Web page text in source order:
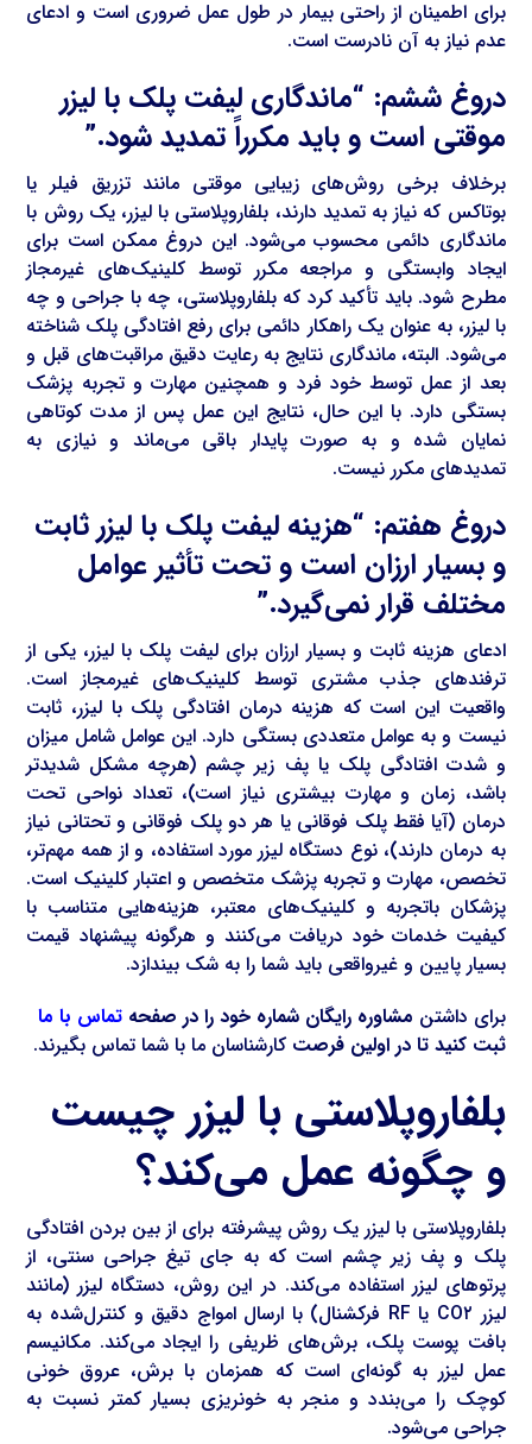
برای اطمینان از راحتی بیمار در طول عمل ضروری است و ادعای
عدم نیاز به آن نادرست است.
دروغ ششم: “ماندگاری لیفت پلک با لیزر
موقتی است و باید مکرراً تمدید شود.”
برخلاف برخی روش‌های زیبایی موقتی مانند تزریق فیلر یا
بوتاکس که نیاز به تمدید دارند، بلفاروپلاستی با لیزر، یک روش با
ماندگاری دائمی محسوب می‌شود. این دروغ ممکن است برای
ایجاد وابستگی و مراجعه مکرر توسط کلینیک‌های غیرمجاز
مطرح شود. باید تأکید کرد که بلفاروپلاستی، چه با جراحی و چه
با لیزر، به عنوان یک راهکار دائمی برای رفع افتادگی پلک شناخته
می‌شود. البته، ماندگاری نتایج به رعایت دقیق مراقبت‌های قبل و
بعد از عمل توسط خود فرد و همچنین مهارت و تجربه پزشک
بستگی دارد. با این حال، نتایج این عمل پس از مدت کوتاهی
نمایان شده و به صورت پایدار باقی می‌ماند و نیازی به
تمدیدهای مکرر نیست.
دروغ هفتم: “هزینه لیفت پلک با لیزر ثابت
و بسیار ارزان است و تحت تأثیر عوامل
مختلف قرار نمی‌گیرد.”
ادعای هزینه ثابت و بسیار ارزان برای لیفت پلک با لیزر، یکی از
ترفندهای جذب مشتری توسط کلینیک‌های غیرمجاز است.
واقعیت این است که هزینه درمان افتادگی پلک با لیزر، ثابت
نیست و به عوامل متعددی بستگی دارد. این عوامل شامل میزان
و شدت افتادگی پلک یا پف زیر چشم (هرچه مشکل شدیدتر
باشد، زمان و مهارت بیشتری نیاز است)، تعداد نواحی تحت
درمان (آیا فقط پلک فوقانی یا هر دو پلک فوقانی و تحتانی نیاز
به درمان دارند)، نوع دستگاه لیزر مورد استفاده، و از همه مهم‌تر،
تخصص، مهارت و تجربه پزشک متخصص و اعتبار کلینیک است.
پزشکان باتجربه و کلینیک‌های معتبر، هزینه‌هایی متناسب با
کیفیت خدمات خود دریافت می‌کنند و هرگونه پیشنهاد قیمت
بسیار پایین و غیرواقعی باید شما را به شک بیندازد.
برای داشتن مشاوره رایگان شماره خود را در صفحهتماس با ما
ثبت کنید تا در اولین فرصت کارشناسان ما با شما تماس بگیرند.
بلفاروپلاستی با لیزر چیست
و چگونه عمل می‌کند؟
بلفاروپلاستی با لیزر یک روش پیشرفته برای از بین بردن افتادگی
پلک و پف زیر چشم است که به جای تیغ جراحی سنتی، از
پرتوهای لیزر استفاده می‌کند. در این روش، دستگاه لیزر (مانند
لیزر CO۲ یا RF فرکشنال) با ارسال امواج دقیق و کنترل‌شده به
بافت پوست پلک، برش‌های ظریفی را ایجاد می‌کند. مکانیسم
عمل لیزر به گونه‌ای است که همزمان با برش، عروق خونی
کوچک را می‌بندد و منجر به خونریزی بسیار کمتر نسبت به
جراحی می‌شود.